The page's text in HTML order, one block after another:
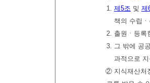
1. 제5조 및 제
책의 수립
2. 출원ㆍ등록
3. 그 밖에 공
과적으로
② 지식재산처